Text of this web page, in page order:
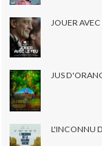
JOUER
JUS
L'INCONNU